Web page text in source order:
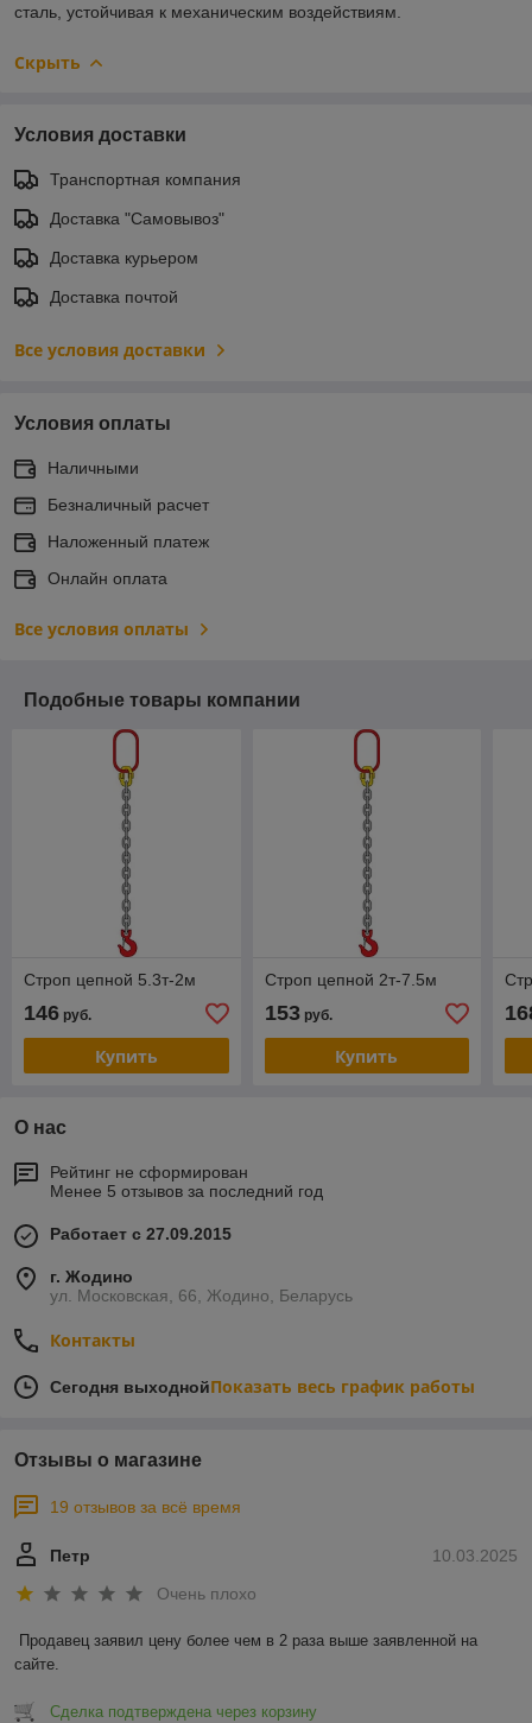
сталь, устойчивая к механическим воздействиям.
Скрыть
Условия доставки
Транспортная компания
Доставка "Самовывоз"
Доставка курьером
Доставка почтой
Все условия доставки
Условия оплаты
Наличными
Безналичный расчет
Наложенный платеж
Онлайн оплата
Все условия оплаты
Подобные товары компании
Строп цепной 5.3т-2м
146 руб.
Купить
Строп цепной 2т-7.5м
153руб.
Купить
О нас
Рейтинг не сформирован
Менее 5 отзывов за последний год
Работает с 27.09.2015
г. Жодино
ул. Московская, 66, Жодино, Беларусь
Контакты
Сегодня выходнойПоказать весь график работы
Отзывы о магазине
19 отзывов за всё время
10.03.2025
Петр
Очень плохо
Продавец заявил цену более чем в 2 раза выше заявленной на
сайте.
Сделка подтверждена через корзину